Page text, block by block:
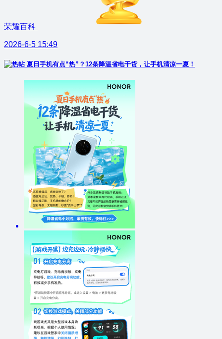
荣耀百科
2026-6-5 15:49
夏日手机有点“热”？12条降温省电干货，让手机清凉一夏！